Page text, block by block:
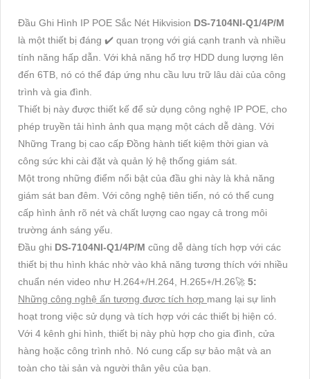
Đầu Ghi Hình IP POE Sắc Nét Hikvision DS-7104NI-Q1/4P/M
là một thiết bị đáng ✔️ quan trọng với giá cạnh tranh và nhiều
tính năng hấp dẫn. Với khả năng hổ trợ HDD dung lượng lên
đến 6TB, nó có thể đáp ứng nhu cầu lưu trữ lâu dài của công
trình và gia đình.
Thiết bị này được thiết kế để sử dụng công nghệ IP POE, cho
phép truyền tải hình ảnh qua mạng một cách dễ dàng. Với
Những Trang bị cao cấp Đồng hành tiết kiệm thời gian và
công sức khi cài đặt và quản lý hệ thống giám sát.
Một trong những điểm nổi bật của đầu ghi này là khả năng
giám sát ban đêm. Với công nghệ tiên tiến, nó có thể cung
cấp hình ảnh rõ nét và chất lượng cao ngay cả trong môi
trường ánh sáng yếu.
Đầu ghi DS-7104NI-Q1/4P/M cũng dễ dàng tích hợp với các
thiết bị thu hình khác nhờ vào khả năng tương thích với nhiều
chuẩn nén video như H.264+/H.264, H.265+/H.26🚀 5:
Những công nghệ ấn tượng được tích hợp mang lại sự linh
hoạt trong việc sử dụng và tích hợp với các thiết bị hiện có.
Với 4 kênh ghi hình, thiết bị này phù hợp cho gia đình, cửa
hàng hoặc công trình nhỏ. Nó cung cấp sự bảo mật và an
toàn cho tài sản và người thân yêu của bạn.